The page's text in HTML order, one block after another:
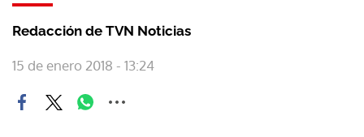
Redacción de TVN Noticias
15 de enero 2018 - 13:24